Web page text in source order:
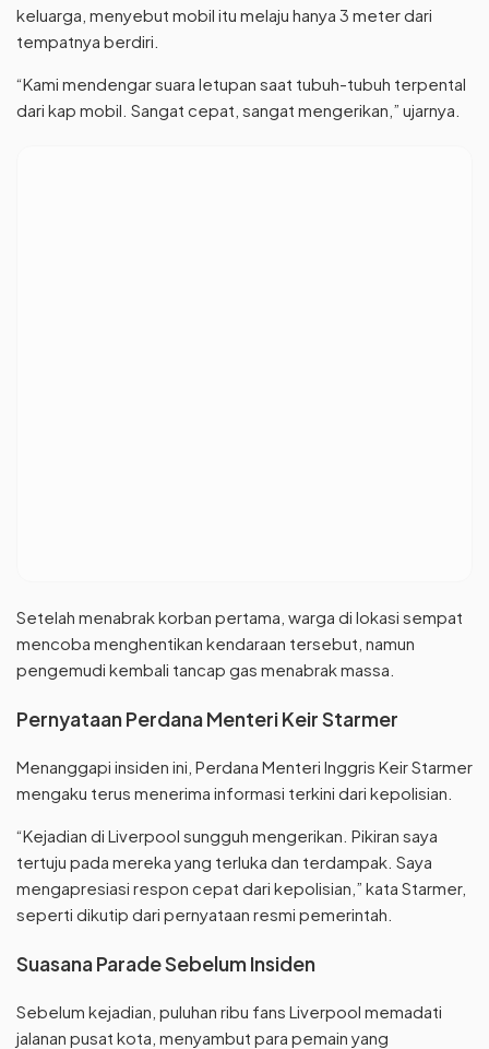
keluarga, menyebut mobil itu melaju hanya 3 meter dari
tempatnya berdiri.
“Kami mendengar suara letupan saat tubuh-tubuh terpental
dari kap mobil. Sangat cepat, sangat mengerikan,” ujarnya.
Setelah menabrak korban pertama, warga di lokasi sempat
mencoba menghentikan kendaraan tersebut, namun
pengemudi kembali tancap gas menabrak massa.
Pernyataan Perdana Menteri Keir Starmer
Menanggapi insiden ini, Perdana Menteri Inggris Keir Starmer
mengaku terus menerima informasi terkini dari kepolisian.
“Kejadian di Liverpool sungguh mengerikan. Pikiran saya
tertuju pada mereka yang terluka dan terdampak. Saya
mengapresiasi respon cepat dari kepolisian,” kata Starmer,
seperti dikutip dari pernyataan resmi pemerintah.
Suasana Parade Sebelum Insiden
Sebelum kejadian, puluhan ribu fans Liverpool memadati
jalanan pusat kota, menyambut para pemain yang